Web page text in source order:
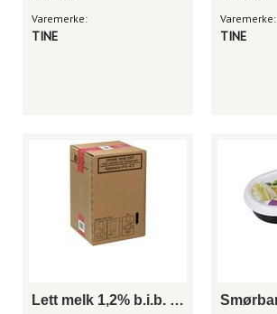
Varemerke:
TINE
Varemerke:
TINE
Lett melk 1,2% b.i.b. 10l